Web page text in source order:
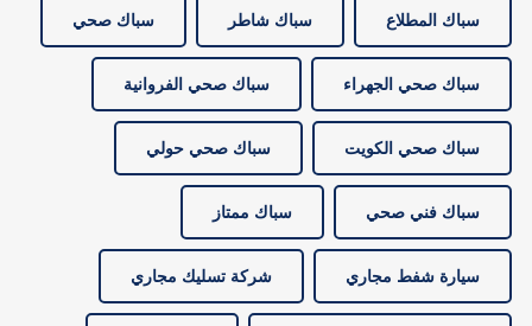
سباك المطلاع سباك شاطر سباك صحي
سباك صحي الجهراء سباك صحي الفروانية
سباك صحي الكويت سباك صحي حولي
سباك فني صحي سباك ممتاز
سيارة شفط مجاري شركة تسليك مجاري